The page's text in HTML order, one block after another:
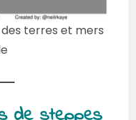
terres et mers